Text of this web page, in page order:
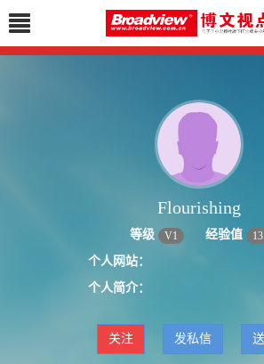
Flourishing
等级 V1 经验值 13
个人网站：
个人简介：
关注 发私信